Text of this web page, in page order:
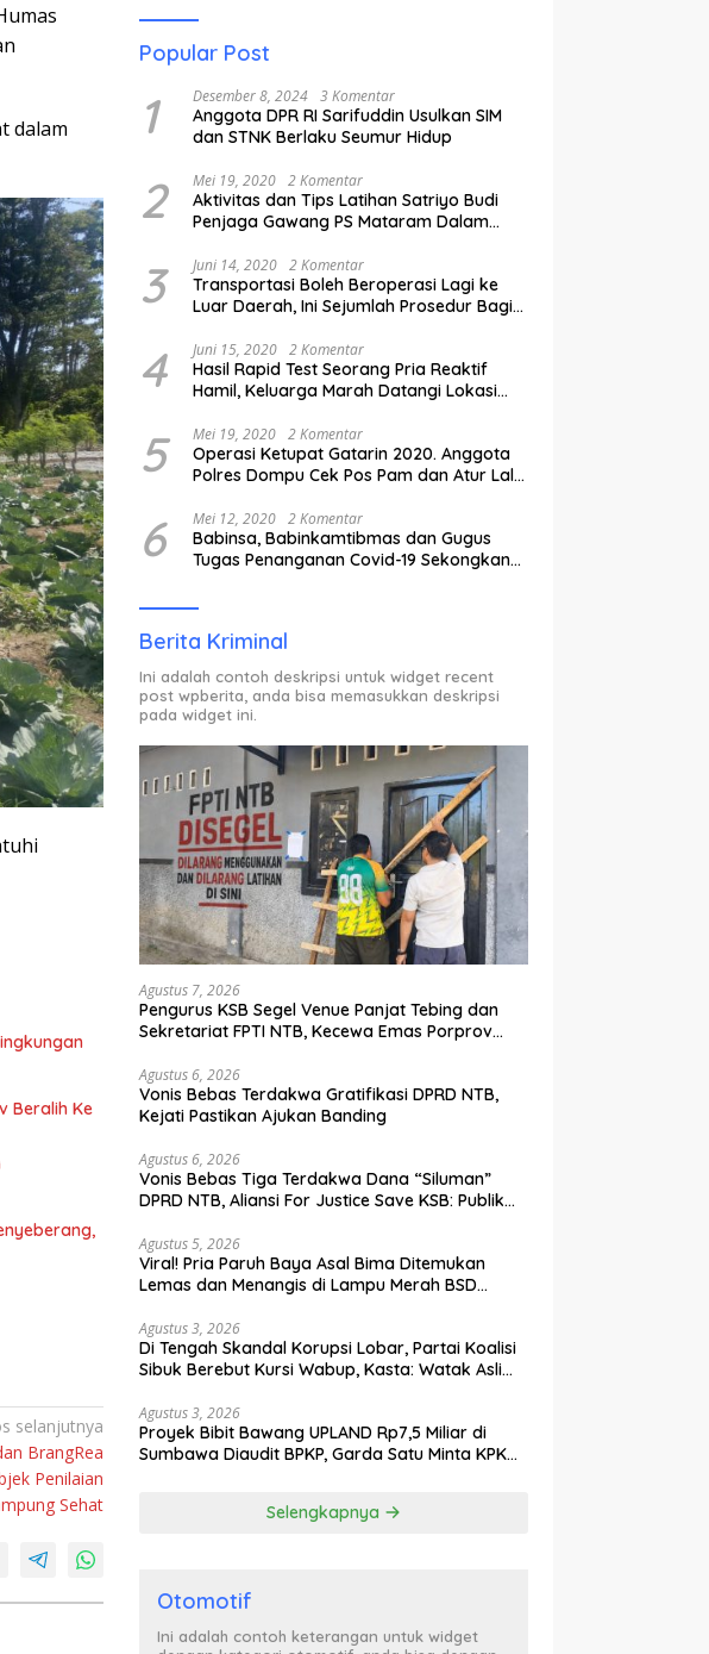
dalam
Beralih Ke
selanjutnya
BrangRea
Penilaian
Sehat
Popular Post
1 Desember 8, 2024 3 Komentar
Anggota DPR RI Sarifuddin Usulkan SIM
dan STNK Berlaku Seumur Hidup
2 Mei 19, 2020 2 Komentar
Aktivitas dan Tips Latihan Satriyo Budi
Penjaga Gawang PS Mataram Dalam
3 Juni 14, 2020 2 Komentar
Transportasi Boleh Beroperasi Lagi ke
Luar Daerah, Ini Sejumlah Prosedur Bagi
4 Juni 15, 2020 2 Komentar
Hasil Rapid Test Seorang Pria Reaktif
Hamil, Keluarga Marah Datangi Lokasi
5 Mei 19, 2020 2 Komentar
Operasi Ketupat Gatarin 2020. Anggota
Polres Dompu Cek Pos Pam dan Atur Lalu
6 Mei 12, 2020 2 Komentar
Babinsa, Babinkamtibmas dan Gugus
Tugas Penanganan Covid-19 Sekongkang
ODP.
Berita Kriminal
Ini adalah contoh deskripsi untuk widget recent
post wpberita, anda bisa memasukkan deskripsi
pada widget ini.
Agustus 7, 2026
Pengurus KSB Segel Venue Panjat Tebing dan
Sekretariat FPTI NTB, Kecewa Emas Porprov
Agustus 6, 2026
Vonis Bebas Terdakwa Gratifikasi DPRD NTB,
Kejati Pastikan Ajukan Banding
Agustus 6, 2026
Vonis Bebas Tiga Terdakwa Dana “Siluman”
DPRD NTB, Aliansi For Justice Save KSB: Publik
Agustus 5, 2026
Viral! Pria Paruh Baya Asal Bima Ditemukan
Lemas dan Menangis di Lampu Merah BSD
Agustus 3, 2026
Di Tengah Skandal Korupsi Lobar, Partai Koalisi
Sibuk Berebut Kursi Wabup, Kasta: Watak Asli
Agustus 3, 2026
Proyek Bibit Bawang UPLAND Rp7,5 Miliar di
Sumbawa Diaudit BPKP, Garda Satu Minta KPK
Selengkapnya
Otomotif
Ini adalah contoh keterangan untuk widget